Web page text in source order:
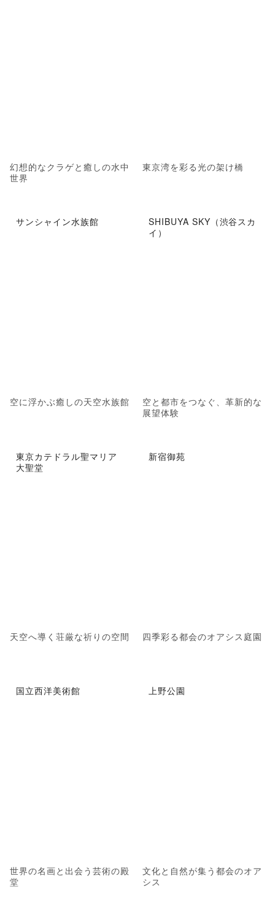
幻想的なクラゲと癒しの水中
世界
東京湾を彩る光の架け橋
サンシャイン水族館
空に浮かぶ癒しの天空水族館
SHIBUYA SKY（渋谷スカ
イ）
空と都市をつなぐ、革新的な
展望体験
東京カテドラル聖マリア
大聖堂
天空へ導く荘厳な祈りの空間
新宿御苑
四季彩る都会のオアシス庭園
国立西洋美術館
世界の名画と出会う芸術の殿
堂
上野公園
文化と自然が集う都会のオア
シス